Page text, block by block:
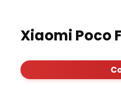
Xiaomi Poco